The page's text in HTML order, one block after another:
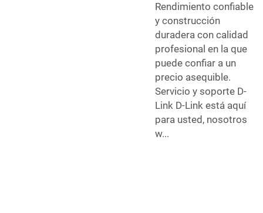
Rendimiento confiable
y construcción
duradera con calidad
profesional en la que
puede confiar a un
precio asequible.
Servicio y soporte D-
Link D-Link está aquí
para usted, nosotros
w...